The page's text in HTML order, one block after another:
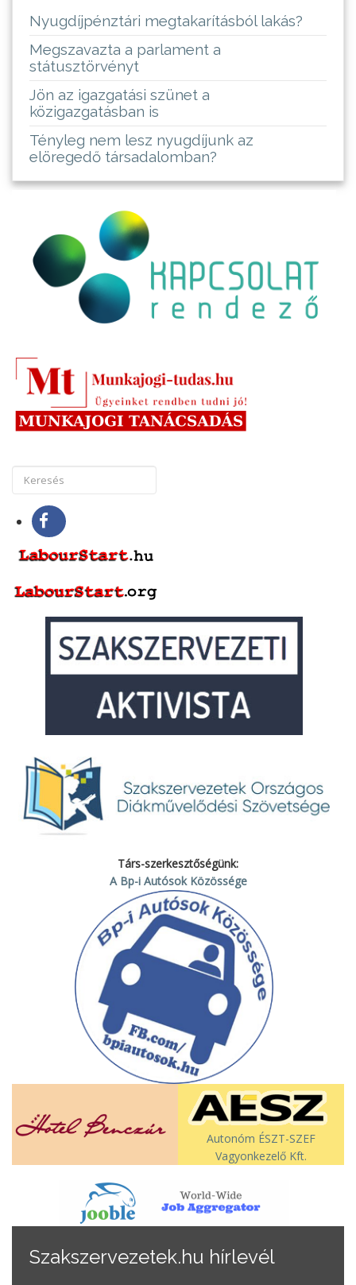
Nyugdíjpénztári megtakarításból lakás?
Megszavazta a parlament a
státusztörvényt
Jön az igazgatási szünet a
közigazgatásban is
Tényleg nem lesz nyugdíjunk az
elöregedő társadalomban?
Társ-szerkesztőségünk:
A Bp-i Autósok Közössége
Autonóm ÉSZT-SZEF
Vagyonkezelő Kft.
Szakszervezetek.hu hírlevél